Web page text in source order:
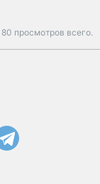
80 просмотров всего.